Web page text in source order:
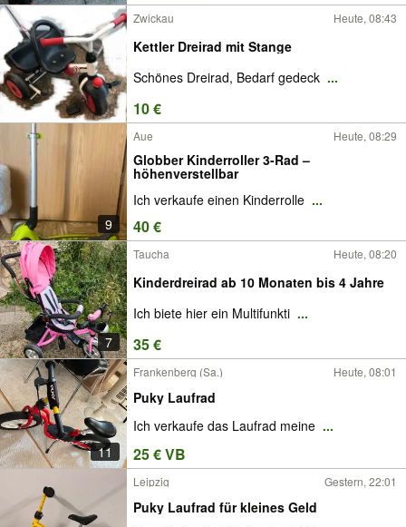
Zwickau
Heute, 08:43
Kettler Dreirad mit Stange
Schönes Dreirad, Bedarf gedeck ...
10 €
9
Aue Heute, 08:29
Globber Kinderroller 3-Rad –
höhenverstellbar
Ich verkaufe einen Kinderrolle ...
40 €
7
Taucha Heute, 08:20
Kinderdreirad ab 10 Monaten bis 4 Jahre
Ich biete hier ein Multifunkti ...
35 €
11
Frankenberg (Sa.) Heute, 08:01
Puky Laufrad
Ich verkaufe das Laufrad meine ...
25 € VB
Leipzig Gestern, 22:01
Puky Laufrad für kleines Geld